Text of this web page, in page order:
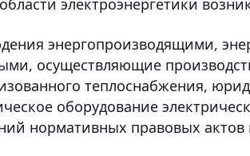
энергопроизводящими,
осуществляющие
теплоснабжения,
оборудование
нормативных правовых актов